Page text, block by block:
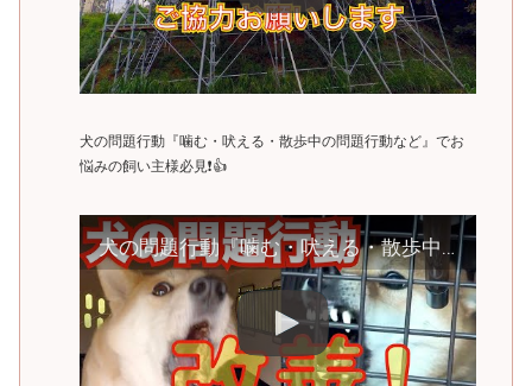
犬の問題行動『噛む・吠える・散歩中の問題行動など』でお
悩みの飼い主様必見❗️👍
犬の問題行動『噛む・吠える・散歩中の問題行動など』でお悩みの飼い主様必見❗️👍